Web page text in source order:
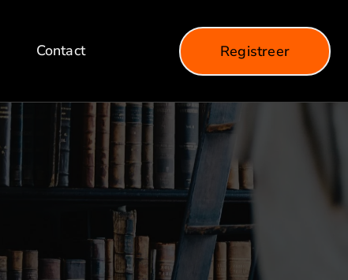
Contact Registreer